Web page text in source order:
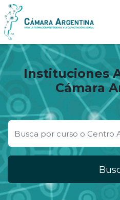
Instituciones
Cámara